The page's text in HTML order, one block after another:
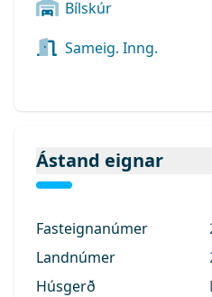
Bílskúr
Sameig. Inng.
Ástand eignar
Fasteignanúmer
Landnúmer
Húsgerð